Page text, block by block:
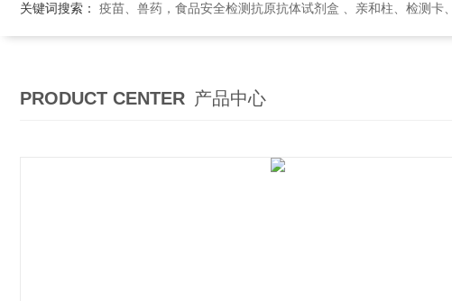
关键词搜索： 疫苗、兽药，食品安全检测抗原抗体试剂盒 、亲和柱、检测
PRODUCT CENTER 产品中心